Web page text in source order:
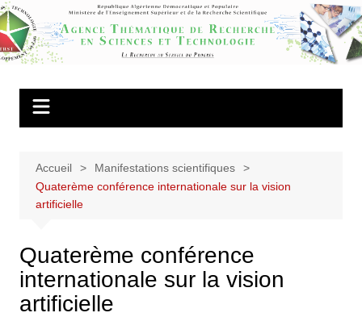
Aller
au
contenu
Agence
Thématique de
Recherche en
Accueil
Manifestations scientifiques
Quaterème conférence internationale sur la vision
artificielle
Quaterème conférence
internationale sur la vision
artificielle